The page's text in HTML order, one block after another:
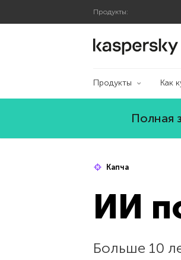
Продукты:
Продукты Как
Полная
Капча
ИИ
Больше 10